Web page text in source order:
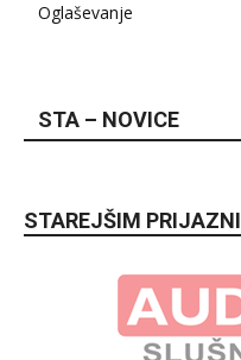
Oglaševanje
STA – NOVICE
STAREJŠIM PRIJAZNI